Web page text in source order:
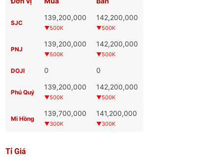
SJC
139,200,000
▼500K
142,200,000
▼500K
PNJ
139,200,000
▼500K
142,200,000
▼500K
DOJI 0 0
Phú Quý
139,200,000
▼500K
142,200,000
▼500K
Mi Hồng
139,700,000
▼300K
141,200,000
▼300K
Tỉ Giá